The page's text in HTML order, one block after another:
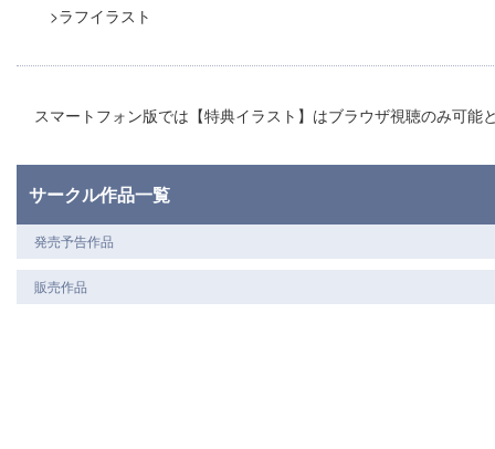
>ラフイラスト
スマートフォン版では【特典イラスト】はブラウザ視聴のみ可能
サークル作品一覧
発売予告作品
販売作品